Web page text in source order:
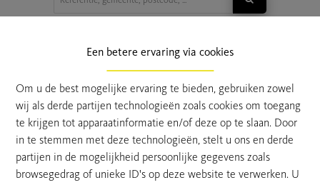
Een betere ervaring via cookies
Om u de best mogelijke ervaring te bieden, gebruiken zowel
wij als derde partijen technologieën zoals cookies om toegang
te krijgen tot apparaatinformatie en/of deze op te slaan. Door
in te stemmen met deze technologieën, stelt u ons en derde
partijen in de mogelijkheid persoonlijke gegevens zoals
browsegedrag of unieke ID's op deze website te verwerken. U